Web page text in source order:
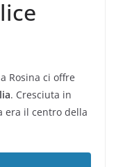
Rosina ci offre
. Cresciuta in
era il centro della